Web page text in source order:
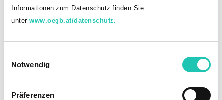
Informationen zum Datenschutz finden Sie
unter www.oegb.at/datenschutz.
Notwendig
Präferenzen
Informationsveranstaltung zur ersten KV-